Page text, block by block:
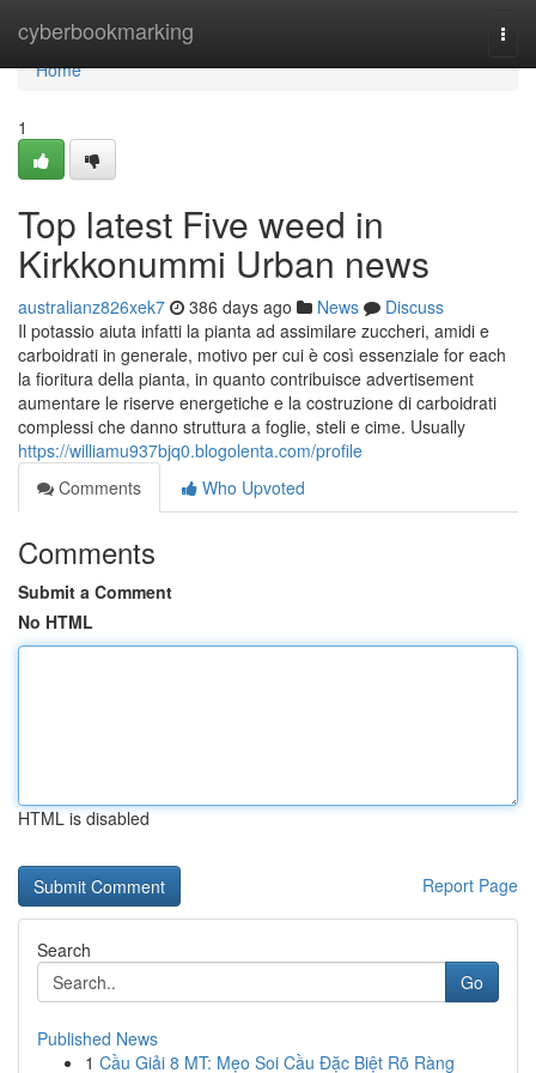
cyberbookmarking
Home
Home
1
Top latest Five weed in
Kirkkonummi Urban news
australianz826xek7 386 days ago News
Discuss
Il potassio aiuta infatti la pianta ad assimilare zuccheri, amidi e
carboidrati in generale, motivo per cui è così essenziale for each
la fioritura della pianta, in quanto contribuisce advertisement
aumentare le riserve energetiche e la costruzione di carboidrati
complessi che danno struttura a foglie, steli e cime. Usually
https://williamu937bjq0.blogolenta.com/profile
Comments
Who Upvoted
Comments
Submit a Comment
No HTML
HTML is disabled
Report Page
Search
Go
Published News
1 Cầu Giải 8 MT: Mẹo Soi Cầu Đặc Biệt Rõ Ràng